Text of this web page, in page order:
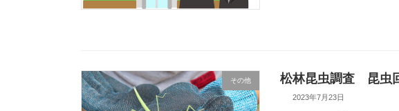
その他 松林昆虫調査 昆虫
2023年7月23日